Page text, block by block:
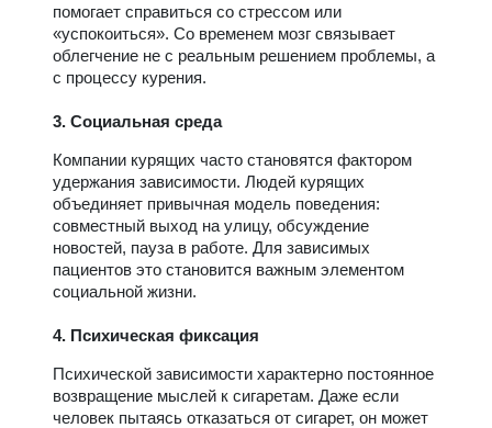
помогает справиться со стрессом или
«успокоиться». Со временем мозг связывает
облегчение не с реальным решением проблемы, а
с процессу курения.
3. Социальная среда
Компании курящих часто становятся фактором
удержания зависимости. Людей курящих
объединяет привычная модель поведения:
совместный выход на улицу, обсуждение
новостей, пауза в работе. Для зависимых
пациентов это становится важным элементом
социальной жизни.
4. Психическая фиксация
Психической зависимости характерно постоянное
возвращение мыслей к сигаретам. Даже если
человек пытаясь отказаться от сигарет, он может